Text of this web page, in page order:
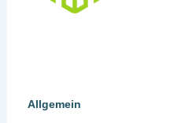
Allgemein